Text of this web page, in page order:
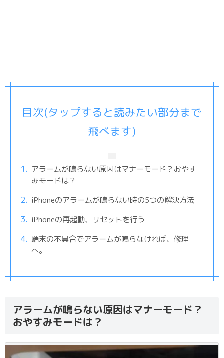
目次(タップすると読みたい部分まで
飛べます)
アラームが鳴らない原因はマナーモード？おやす
みモードは？
iPhoneのアラームが鳴らない時の5つの解決方法
iPhoneの再起動、リセットを行う
端末の不具合でアラームが鳴らなければ、修理
へ。
アラームが鳴らない原因はマナーモード？
おやすみモードは？